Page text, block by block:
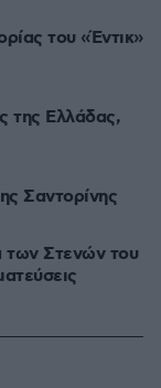
του «Έντικ»
της Ελλάδας,
Σαντορίνης
των Στενών του